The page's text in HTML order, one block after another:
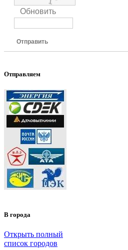
Обновить
Отправить
Отправляем
В города
Открыть полный
список городов